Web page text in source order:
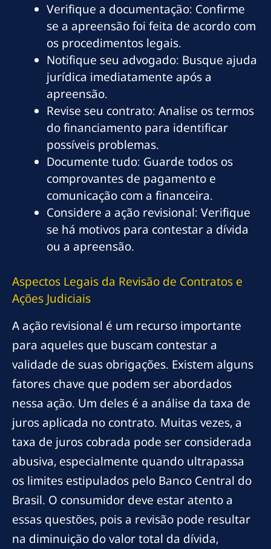
Verifique a documentação: Confirme
se a apreensão foi feita de acordo com
os procedimentos legais.
Notifique seu advogado: Busque ajuda
jurídica imediatamente após a
apreensão.
Revise seu contrato: Analise os termos
do financiamento para identificar
possíveis problemas.
Documente tudo: Guarde todos os
comprovantes de pagamento e
comunicação com a financeira.
Considere a ação revisional: Verifique
se há motivos para contestar a dívida
ou a apreensão.
Aspectos Legais da Revisão de Contratos e
Ações Judiciais
A ação revisional é um recurso importante
para aqueles que buscam contestar a
validade de suas obrigações. Existem alguns
fatores chave que podem ser abordados
nessa ação. Um deles é a análise da taxa de
juros aplicada no contrato. Muitas vezes, a
taxa de juros cobrada pode ser considerada
abusiva, especialmente quando ultrapassa
os limites estipulados pelo Banco Central do
Brasil. O consumidor deve estar atento a
essas questões, pois a revisão pode resultar
na diminuição do valor total da dívida,